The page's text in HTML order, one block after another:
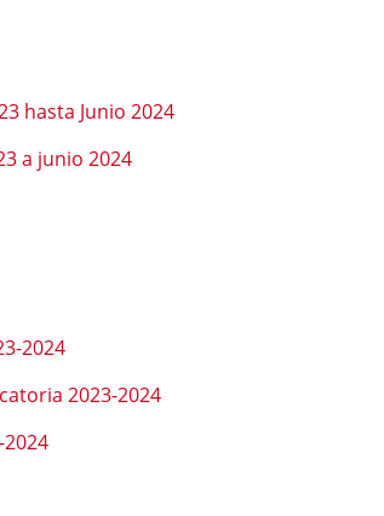
hasta Junio 2024
a junio 2024
2024
2023-2024